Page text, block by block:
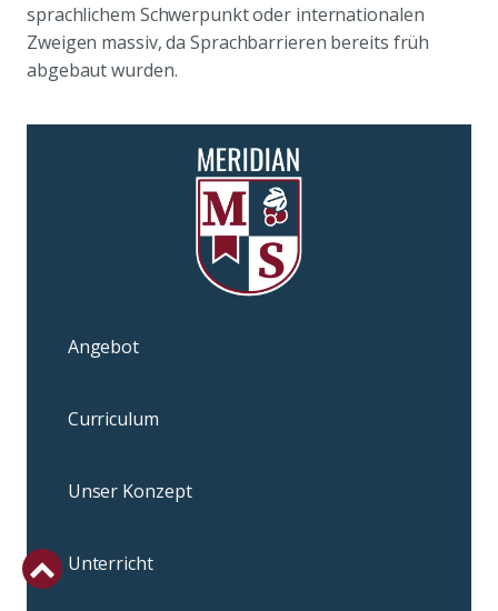
sprachlichem Schwerpunkt oder internationalen
Zweigen massiv, da Sprachbarrieren bereits früh
abgebaut wurden.
Angebot
Curriculum
Unser Konzept
Unterricht